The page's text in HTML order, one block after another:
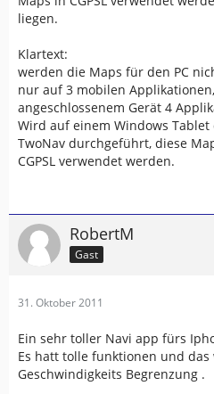
liegen.
Klartext:
werden die Maps für den PC
nur auf 3 mobilen
angeschlossenem Gerät 4
Wird auf einem Windows
TwoNav durchgeführt, diese
CGPSL verwendet werden.
RobertM
Gast
31. Oktober 2011
Ein sehr toller Navi app fürs
Es hatt tolle funktionen und
Geschwindigkeits Begrenzung .